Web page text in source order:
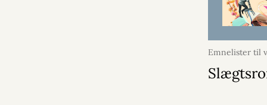
Emnelister til
juni 2026